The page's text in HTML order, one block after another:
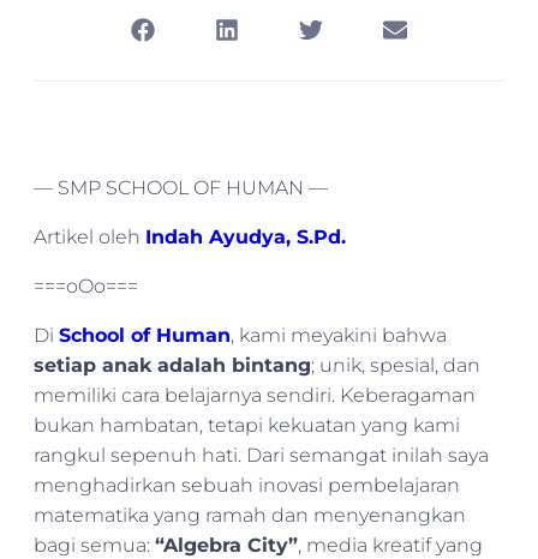
— SMP SCHOOL OF HUMAN —
Artikel oleh Indah Ayudya, S.Pd.
===oOo===
Di School of Human, kami meyakini bahwa
setiap anak adalah bintang; unik, spesial, dan
memiliki cara belajarnya sendiri. Keberagaman
bukan hambatan, tetapi kekuatan yang kami
rangkul sepenuh hati. Dari semangat inilah saya
menghadirkan sebuah inovasi pembelajaran
matematika yang ramah dan menyenangkan
bagi semua: “Algebra City”, media kreatif yang